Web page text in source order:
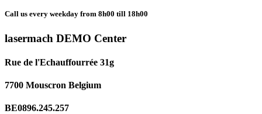
Call us every weekday from 8h00 till 18h00
lasermach DEMO Center
Rue de l'Echauffourrée 31g
7700 Mouscron Belgium
BE0896.245.257